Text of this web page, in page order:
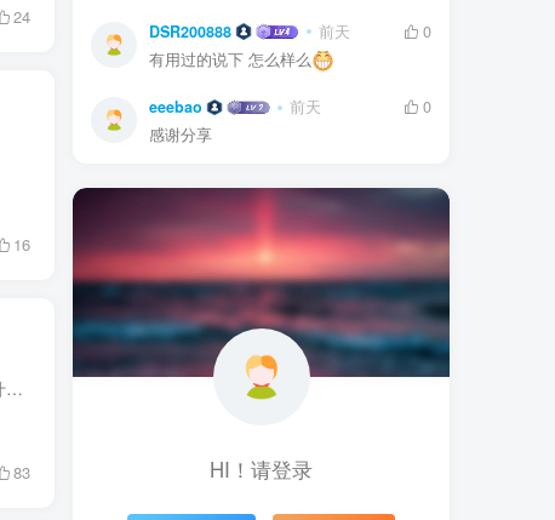
24
16
修改时间 2026年5月31日 修改内容 解锁本地VIP 禁止广告加载 由于官方不知道在开屏加了什么代码，导致开屏速度极其满，会员也一样，不要问我了
83
DSR200888 前天
0
有用过的说下 怎么样么
eeebao 前天
0
感谢分享
HI！请登录